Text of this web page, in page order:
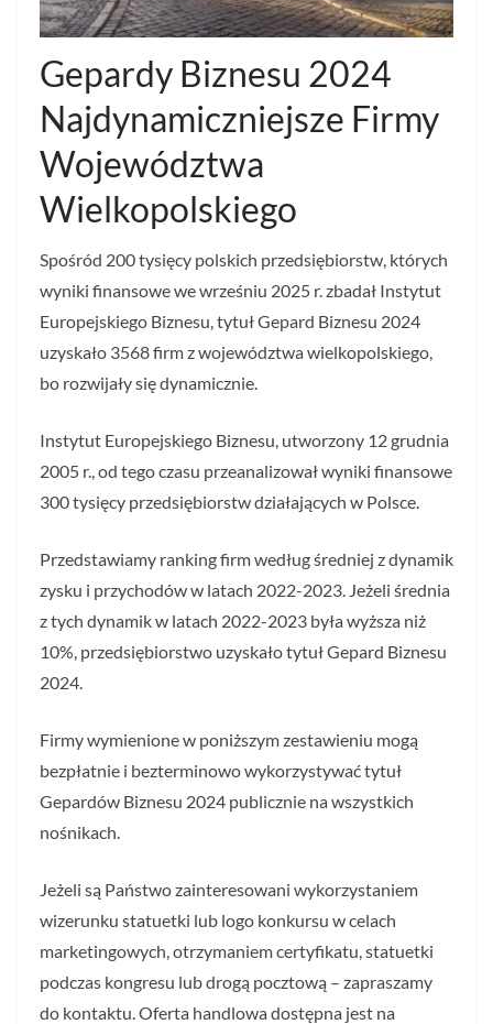
Gepardy Biznesu 2024
Najdynamiczniejsze Firmy
Województwa
Wielkopolskiego
Spośród 200 tysięcy polskich przedsiębiorstw, których
wyniki finansowe we wrześniu 2025 r. zbadał Instytut
Europejskiego Biznesu, tytuł Gepard Biznesu 2024
uzyskało 3568 firm z województwa wielkopolskiego,
bo rozwijały się dynamicznie.
Instytut Europejskiego Biznesu, utworzony 12 grudnia
2005 r., od tego czasu przeanalizował wyniki finansowe
300 tysięcy przedsiębiorstw działających w Polsce.
Przedstawiamy ranking firm według średniej z dynamik
zysku i przychodów w latach 2022-2023. Jeżeli średnia
z tych dynamik w latach 2022-2023 była wyższa niż
10%, przedsiębiorstwo uzyskało tytuł Gepard Biznesu
2024.
Firmy wymienione w poniższym zestawieniu mogą
bezpłatnie i bezterminowo wykorzystywać tytuł
Gepardów Biznesu 2024 publicznie na wszystkich
nośnikach.
Jeżeli są Państwo zainteresowani wykorzystaniem
wizerunku statuetki lub logo konkursu w celach
marketingowych, otrzymaniem certyfikatu, statuetki
podczas kongresu lub drogą pocztową – zapraszamy
do kontaktu. Oferta handlowa dostępna jest na